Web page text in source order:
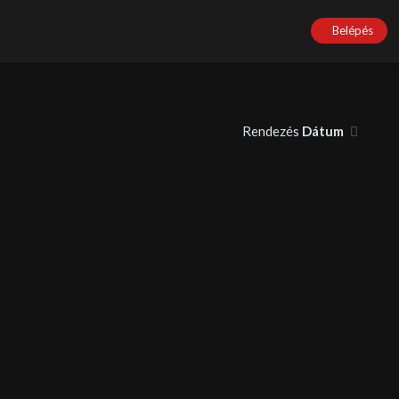
Belépés
Rendezés Dátum